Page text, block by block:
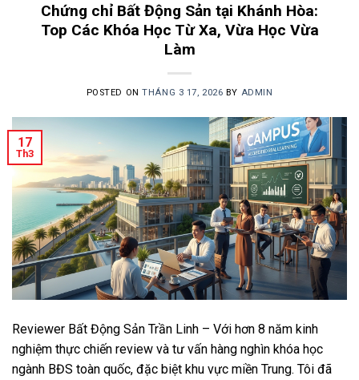
Chứng chỉ Bất Động Sản tại Khánh Hòa:
Top Các Khóa Học Từ Xa, Vừa Học Vừa
Làm
POSTED ONTHÁNG 3 17, 2026 BY ADMIN
17
Th3
Reviewer Bất Động Sản Trần Linh – Với hơn 8 năm kinh
nghiệm thực chiến review và tư vấn hàng nghìn khóa học
ngành BĐS toàn quốc, đặc biệt khu vực miền Trung. Tôi đã